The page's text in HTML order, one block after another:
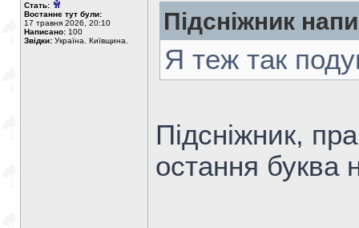
Стать:
Востаннє тут були:
17 травня 2026, 20:10
Написано: 100
Звідки: Україна. Київщина.
Підсніжник
Я теж так
Підсніжник,
остання буква